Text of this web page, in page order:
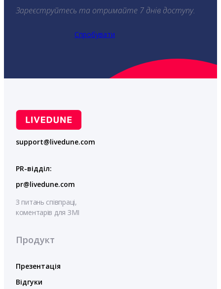
Зареєструйтесь та отримайте 7 днів доступу.
Спробувати
support@livedune.com
PR-відділ:
pr@livedune.com
З питань співпраці,
коментарів для ЗМІ
Продукт
Презентація
Відгуки